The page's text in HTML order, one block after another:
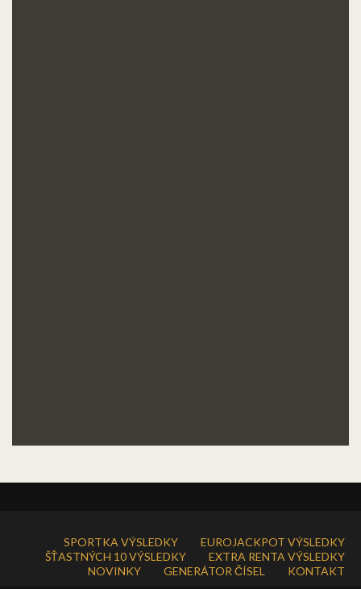
SPORTKA VÝSLEDKY
EUROJACKPOT VÝSLEDKY
ŠŤASTNÝCH 10 VÝSLEDKY
EXTRA RENTA VÝSLEDKY
NOVINKY
GENERÁTOR ČÍSEL KONTAKT